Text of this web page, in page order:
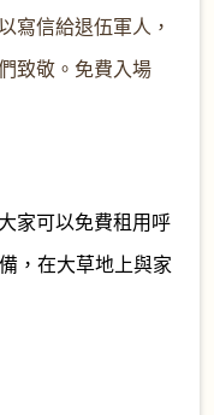
寫信給退伍軍人，
致敬。 免費入場
家可以免費租用呼
，在大草地上與家